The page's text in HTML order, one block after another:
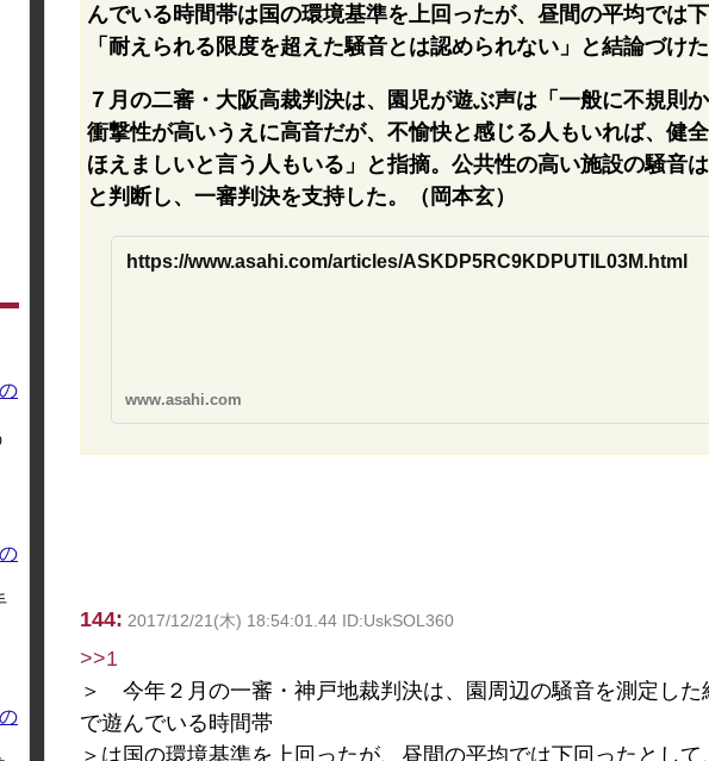
んでいる時間帯は国の環境基準を上回ったが、昼間の平均では下
「耐えられる限度を超えた騒音とは認められない」と結論づけた
７月の二審・大阪高裁判決は、園児が遊ぶ声は「一般に不規則か
衝撃性が高いうえに高音だが、不愉快と感じる人もいれば、健
ほえましいと言う人もいる」と指摘。公共性の高い施設の騒音
と判断し、一審判決を支持した。（岡本玄）
https://www.asahi.com/articles/ASKDP5RC9KDPUTIL03M.html
www.asahi.com
144: 2017/12/21(木) 18:54:01.44 ID:UskSOL360
>>1
＞ 今年２月の一審・神戸地裁判決は、園周辺の騒音を測定した
で遊んでいる時間帯
＞は国の環境基準を上回ったが、昼間の平均では下回ったとし